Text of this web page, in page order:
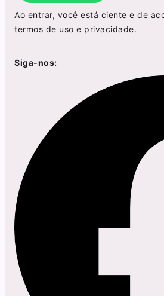
Ao entrar, você está ciente e de
termos de uso e privacidade.
Siga-nos: